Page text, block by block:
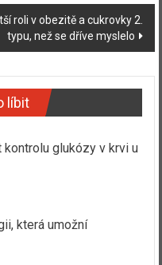
roli v obezitě a cukrovky 2.
typu, než se dříve myslelo
líbit
glukózy v krvi u
která umožní